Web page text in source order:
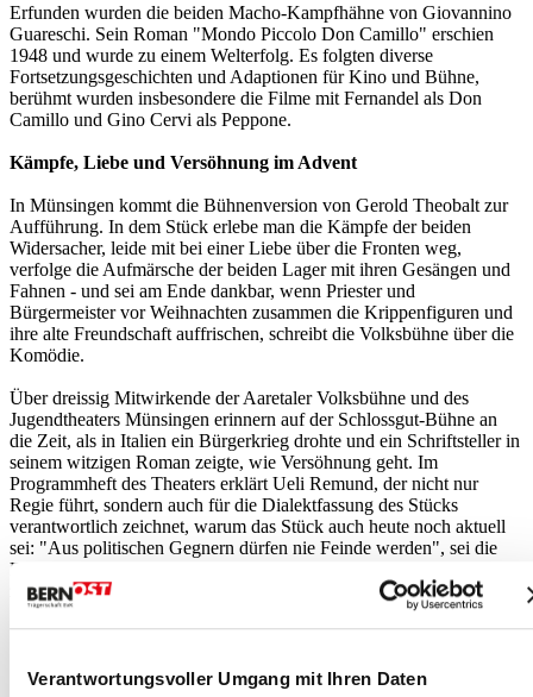
Verantwortungsvoller Umgang mit Ihren Daten
Erfunden wurden die beiden Macho-Kampfhähne von Giovannino
Guareschi. Sein Roman "Mondo Piccolo Don Camillo" erschien
1948 und wurde zu einem Welterfolg. Es folgten diverse
Fortsetzungsgeschichten und Adaptionen für Kino und Bühne,
berühmt wurden insbesondere die Filme mit Fernandel als Don
Camillo und Gino Cervi als Peppone.
Kämpfe, Liebe und Versöhnung im Advent
In Münsingen kommt die Bühnenversion von Gerold Theobalt zur
Aufführung. In dem Stück erlebe man die Kämpfe der beiden
Widersacher, leide mit bei einer Liebe über die Fronten weg,
verfolge die Aufmärsche der beiden Lager mit ihren Gesängen und
Fahnen - und sei am Ende dankbar, wenn Priester und
Bürgermeister vor Weihnachten zusammen die Krippenfiguren und
ihre alte Freundschaft auffrischen, schreibt die Volksbühne über die
Komödie.
Über dreissig Mitwirkende der Aaretaler Volksbühne und des
Jugendtheaters Münsingen erinnern auf der Schlossgut-Bühne an
die Zeit, als in Italien ein Bürgerkrieg drohte und ein Schriftsteller in
seinem witzigen Roman zeigte, wie Versöhnung geht. Im
Programmheft des Theaters erklärt Ueli Remund, der nicht nur
Regie führt, sondern auch für die Dialektfassung des Stücks
verantwortlich zeichnet, warum das Stück auch heute noch aktuell
sei: "Aus politischen Gegnern dürfen nie Feinde werden", sei die
Botschaft von Giovanni Guareschi. "Wir müssen uns
zusammenraufen, wenn wir eine Zukunft haben wollen."
[i] Die Aufführungen sind vom 16. November bis am 2. Dezember
Vorverkauf gibt es unterwww.aaretaler.ch .